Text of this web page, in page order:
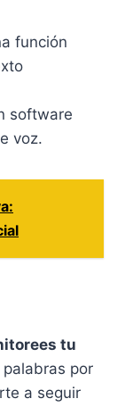
función
software
voz.
tu
por
a seguir